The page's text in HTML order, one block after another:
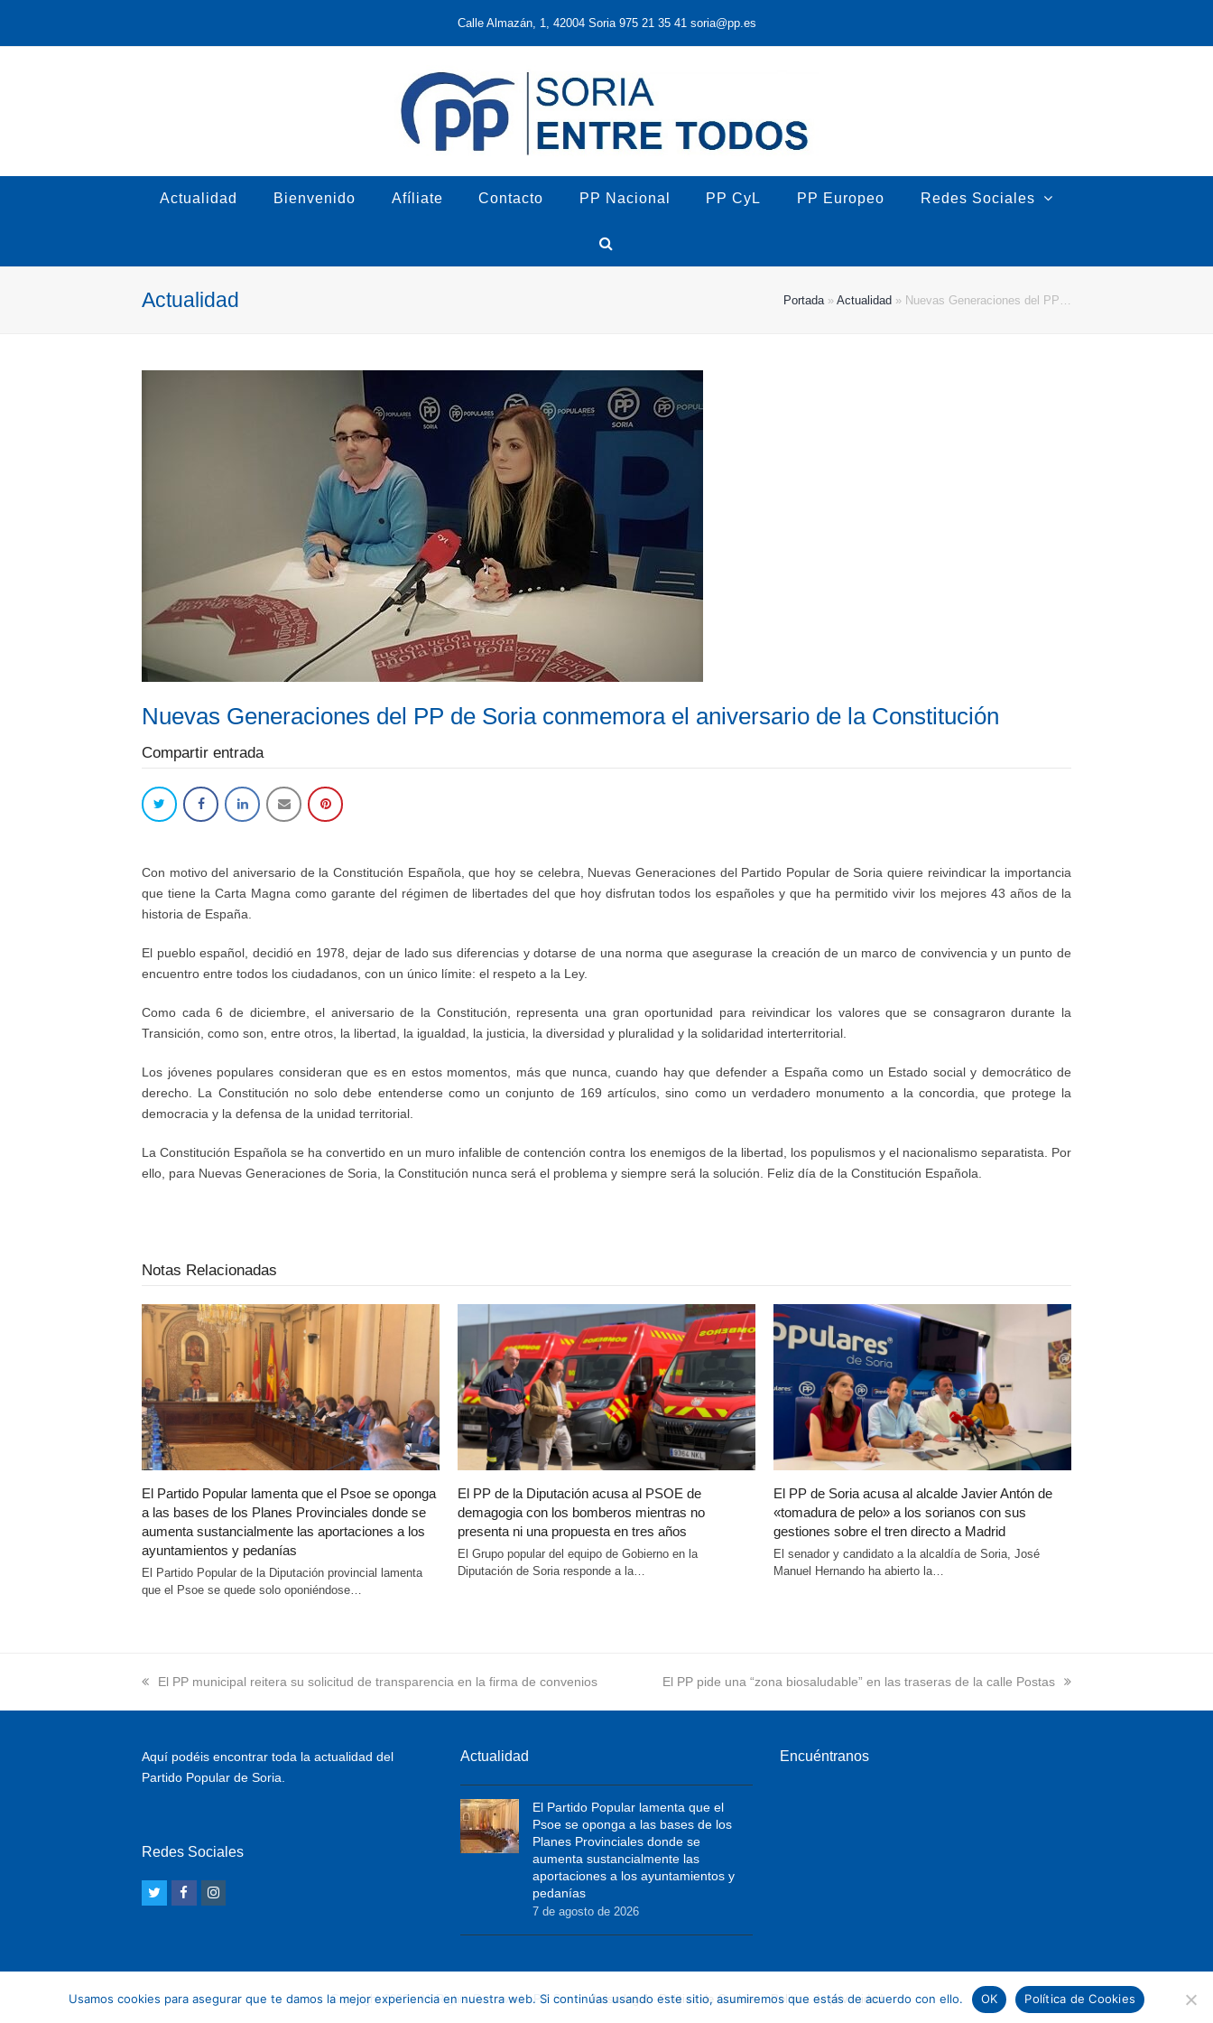
Calle Almazán, 1, 42004 Soria 975 21 35 41 soria@pp.es
Actualidad Bienvenido Afíliate Contacto PP Nacional PP CyL PP Europeo Redes Sociales
Actualidad Portada» Actualidad » Nuevas Generaciones del PP…
Nuevas Generaciones del PP de Soria conmemora el aniversario de la Constitución
Compartir entrada
Con motivo del aniversario de la Constitución Española, que hoy se celebra, Nuevas Generaciones del Partido Popular de Soria quiere reivindicar la importancia
que tiene la Carta Magna como garante del régimen de libertades del que hoy disfrutan todos los españoles y que ha permitido vivir los mejores 43 años de la
historia de España.
El pueblo español, decidió en 1978, dejar de lado sus diferencias y dotarse de una norma que asegurase la creación de un marco de convivencia y un punto de
encuentro entre todos los ciudadanos, con un único límite: el respeto a la Ley.
Como cada 6 de diciembre, el aniversario de la Constitución, representa una gran oportunidad para reivindicar los valores que se consagraron durante la
Transición, como son, entre otros, la libertad, la igualdad, la justicia, la diversidad y pluralidad y la solidaridad interterritorial.
Los jóvenes populares consideran que es en estos momentos, más que nunca, cuando hay que defender a España como un Estado social y democrático de
derecho. La Constitución no solo debe entenderse como un conjunto de 169 artículos, sino como un verdadero monumento a la concordia, que protege la
democracia y la defensa de la unidad territorial.
La Constitución Española se ha convertido en un muro infalible de contención contra los enemigos de la libertad, los populismos y el nacionalismo separatista. Por
ello, para Nuevas Generaciones de Soria, la Constitución nunca será el problema y siempre será la solución. Feliz día de la Constitución Española.
Notas Relacionadas
El Partido Popular lamenta que el Psoe se oponga
a las bases de los Planes Provinciales donde se
aumenta sustancialmente las aportaciones a los
ayuntamientos y pedanías
El Partido Popular de la Diputación provincial lamenta
que el Psoe se quede solo oponiéndose…
El PP de la Diputación acusa al PSOE de
demagogia con los bomberos mientras no
presenta ni una propuesta en tres años
El Grupo popular del equipo de Gobierno en la
Diputación de Soria responde a la…
El PP de Soria acusa al alcalde Javier Antón de
«tomadura de pelo» a los sorianos con sus
gestiones sobre el tren directo a Madrid
El senador y candidato a la alcaldía de Soria, José
Manuel Hernando ha abierto la…
previous
El PP municipal reitera su solicitud de transparencia en la firma de convenios
next
El PP pide una “zona biosaludable” en las traseras de la calle Postas
Aquí podéis encontrar toda la actualidad del
Partido Popular de Soria.
Redes Sociales
T
Actualidad
El Partido Popular lamenta que el
Psoe se oponga a las bases de los
Planes Provinciales donde se
aumenta sustancialmente las
aportaciones a los ayuntamientos y
pedanías
7 de agosto de 2026
Encuéntranos
Copyright 2020 - All Rights Reserved - PP Soria -Aviso legal-Politica de Cookies-Politica de privacidad
Usamos cookies para asegurar que te damos la mejor experiencia en nuestra web. Si continúas usando este sitio, asumiremos que estás de acuerdo con ello. OK Política de Cookies